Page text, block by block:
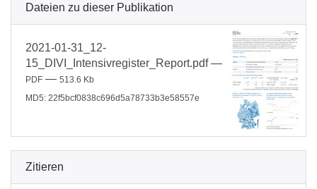
Dateien zu dieser Publikation
2021-01-31_12-
15_DIVI_Intensivregister_Report.pdf—
PDF — 513.6 Kb
MD5: 22f5bcf0838c696d5a78733b3e58557e
Zitieren